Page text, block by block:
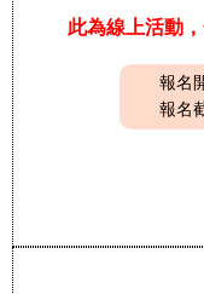
此為線上活動
報名
報名